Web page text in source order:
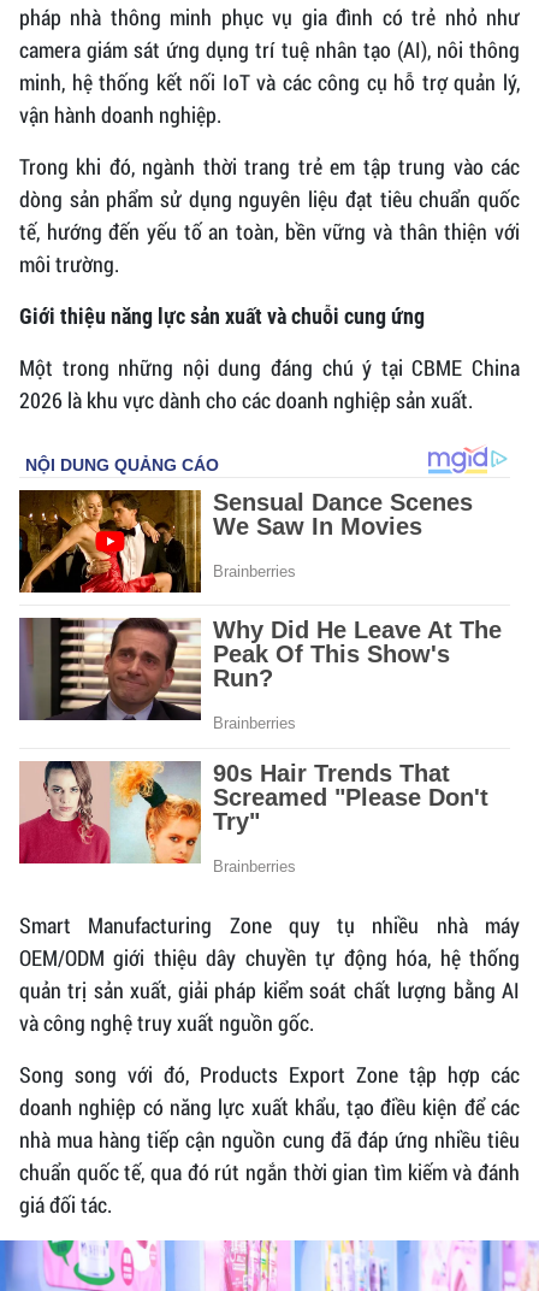
pháp nhà thông minh phục vụ gia đình có trẻ nhỏ như
camera giám sát ứng dụng trí tuệ nhân tạo (AI), nôi thông
minh, hệ thống kết nối IoT và các công cụ hỗ trợ quản lý,
vận hành doanh nghiệp.
Trong khi đó, ngành thời trang trẻ em tập trung vào các
dòng sản phẩm sử dụng nguyên liệu đạt tiêu chuẩn quốc
tế, hướng đến yếu tố an toàn, bền vững và thân thiện với
môi trường.
Giới thiệu năng lực sản xuất và chuỗi cung ứng
Một trong những nội dung đáng chú ý tại CBME China
2026 là khu vực dành cho các doanh nghiệp sản xuất.
Smart Manufacturing Zone quy tụ nhiều nhà máy
OEM/ODM giới thiệu dây chuyền tự động hóa, hệ thống
quản trị sản xuất, giải pháp kiểm soát chất lượng bằng AI
và công nghệ truy xuất nguồn gốc.
Song song với đó, Products Export Zone tập hợp các
doanh nghiệp có năng lực xuất khẩu, tạo điều kiện để các
nhà mua hàng tiếp cận nguồn cung đã đáp ứng nhiều tiêu
chuẩn quốc tế, qua đó rút ngắn thời gian tìm kiếm và đánh
giá đối tác.